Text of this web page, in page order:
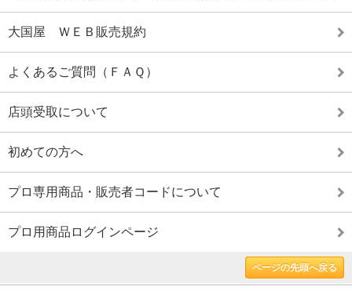
大国屋 ＷＥＢ販売規約
よくあるご質問（ＦＡＱ）
店頭受取について
初めての方へ
プロ専用商品・販売者コードについて
プロ用商品ログインページ
ページの先頭へ戻る